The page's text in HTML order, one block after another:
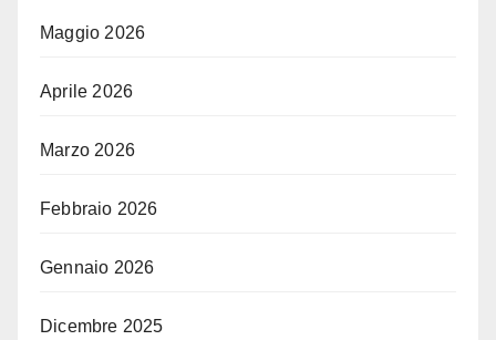
Maggio 2026
Aprile 2026
Marzo 2026
Febbraio 2026
Gennaio 2026
Dicembre 2025